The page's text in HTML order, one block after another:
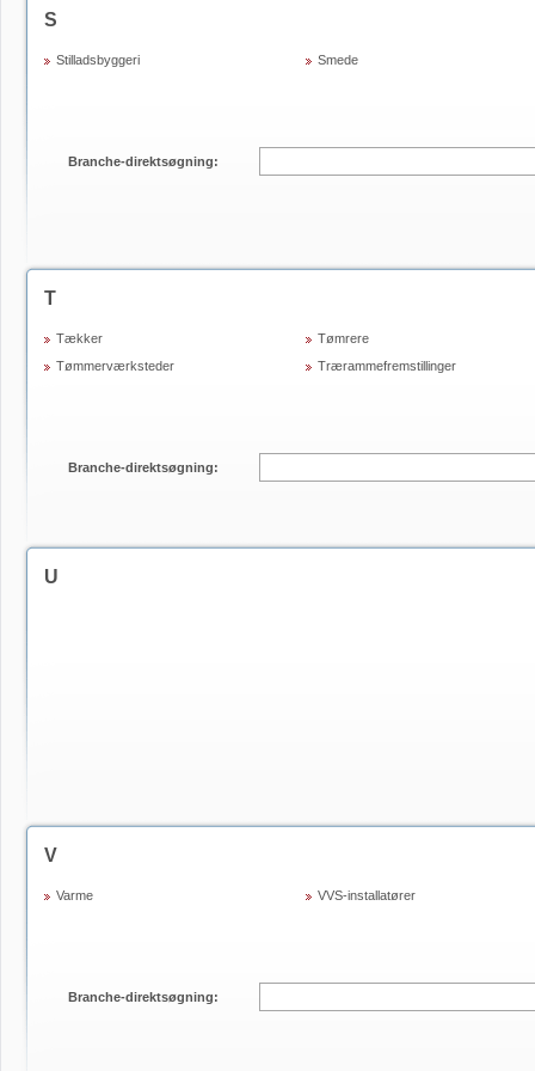
S
Stilladsbyggeri Smede
Branche-direktsøgning:
T
Tækker
Tømmerværksteder
Tømrere
Trærammefremstillinger
Branche-direktsøgning:
U
V
Varme VVS-installatører
Branche-direktsøgning: